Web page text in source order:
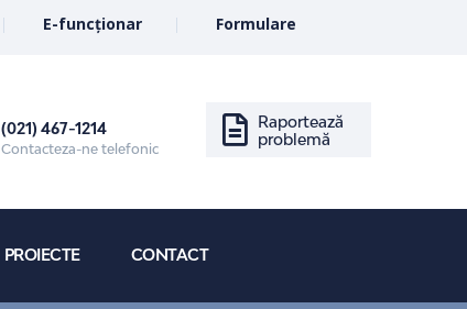
E-funcționar Formulare
(021) 467-1214
Contacteza-ne telefonic
Raportează
problemă
PROIECTE CONTACT